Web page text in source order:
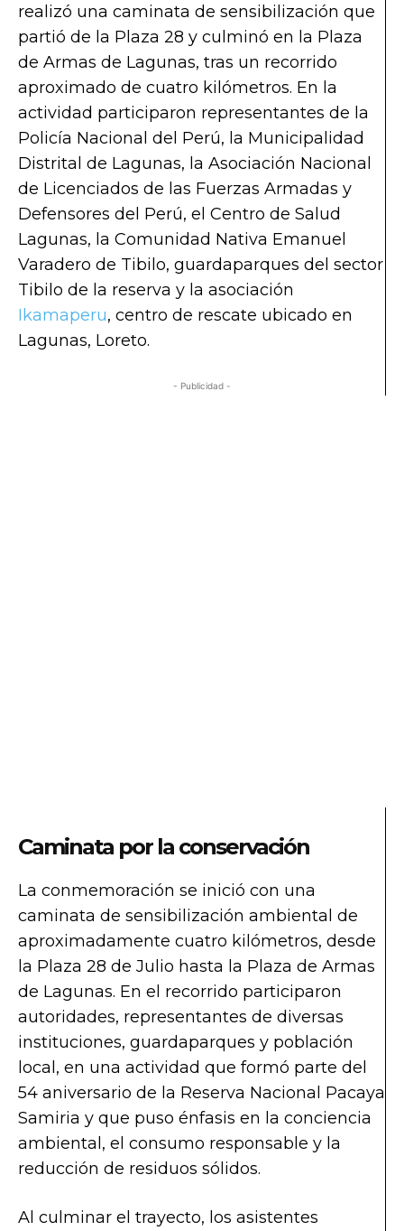
realizó una caminata de sensibilización que
partió de la Plaza 28 y culminó en la Plaza
de Armas de Lagunas, tras un recorrido
aproximado de cuatro kilómetros. En la
actividad participaron representantes de la
Policía Nacional del Perú, la Municipalidad
Distrital de Lagunas, la Asociación Nacional
de Licenciados de las Fuerzas Armadas y
Defensores del Perú, el Centro de Salud
Lagunas, la Comunidad Nativa Emanuel
Varadero de Tibilo, guardaparques del sector
Tibilo de la reserva y la asociación
Ikamaperu, centro de rescate ubicado en
Lagunas, Loreto.
- Publicidad -
Caminata por la conservación
La conmemoración se inició con una
caminata de sensibilización ambiental de
aproximadamente cuatro kilómetros, desde
la Plaza 28 de Julio hasta la Plaza de Armas
de Lagunas. En el recorrido participaron
autoridades, representantes de diversas
instituciones, guardaparques y población
local, en una actividad que formó parte del
54 aniversario de la Reserva Nacional Pacaya
Samiria y que puso énfasis en la conciencia
ambiental, el consumo responsable y la
reducción de residuos sólidos.
Al culminar el trayecto, los asistentes